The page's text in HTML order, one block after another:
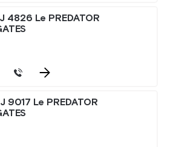
Le PREDATOR
Le PREDATOR